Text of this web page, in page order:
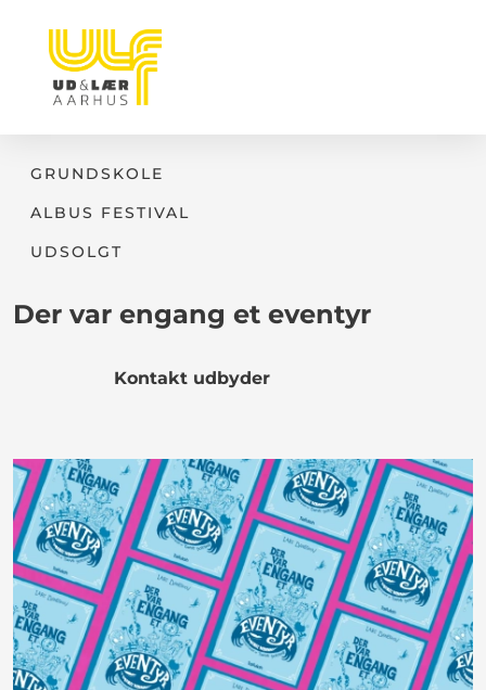
GRUNDSKOLE
ALBUS FESTIVAL
UDSOLGT
Der var engang et eventyr
Kontakt udbyder